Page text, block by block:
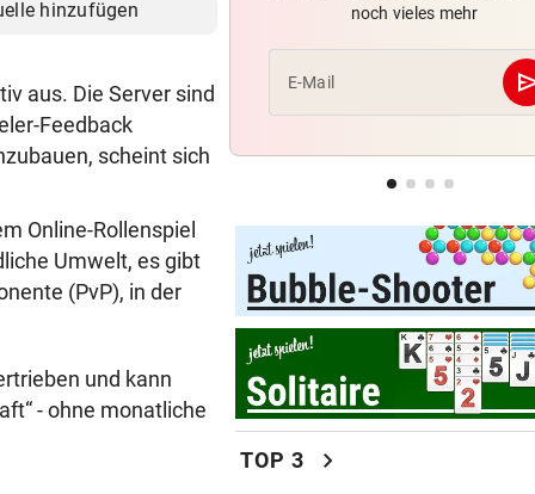
hinzufügen
aus. Die Server sind
Feedback
scheint sich
Online-Rollenspiel
Umwelt, es gibt
(PvP), in der
und kann
- ohne monatliche
Theater stellt Planschbecken
300.000 Euro auf
vor
gewährt private Einblicke
Feuerwehr befreite Kalb aus
misslicher Lage
FUSSBALL-FANS FEIERN vor
Hochgefühle dank
eines Kult-Sponsors
LIEFERING VERLIERT vor
Enttäuschende Zweitliga-
noch vieles mehr
E-Mail
TOP 3 chevron_right